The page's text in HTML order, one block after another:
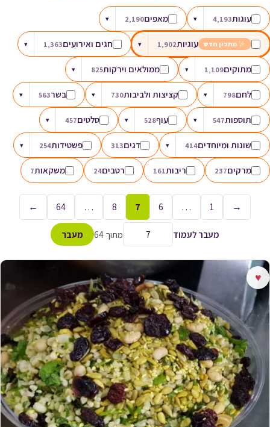
עוגות4,193
▾ מאפים2,190
▾
מתכון חדש עוגיות1,902
▾ חגים ואירועים1,363
▾
מתוקים1,109
▾ ממולאים וירקות825
▾
לחם798
▾ קציצות ולביבות730
▾ בשר563
▾
תוספות547
▾ עוף528
▾ סלטים457
▾
שונות ומיוחדים414
▾ דגים313 פשטידות254
▾
מרקים237 ריבות161 רטבים24 משקאות7
→
1
…
6
7
8
…
64
←
מעבר לעמוד מתוך 64 מעבר
♥